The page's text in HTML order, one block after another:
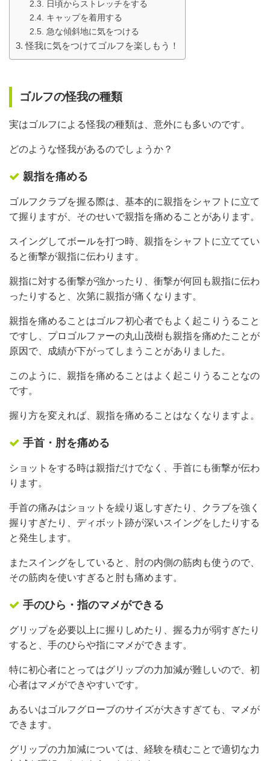
日頃からストレッチをする
キャップを着用する
急な傾斜地に気をつける
怪我に気をつけてゴルフを楽しもう！
ゴルフの怪我の種類
実はゴルフによる怪我の種類は、意外にも多いのです。
どのような怪我があるのでしょうか？
親指を痛める
ゴルフクラブを握る際は、基本的に親指をシャフトに立て
て握りますが、そのせいで親指を痛めることがあります。
スイングしてボールを打つ時、親指をシャフトに立ててい
ると衝撃が親指に伝わります。
親指に対する衝撃が強かったり、衝撃が何回も親指に伝わ
ったりすると、次第に親指が痛くなります。
親指を痛めることはゴルフ初心者でもよく起こりうること
ですし、プロゴルファーの丸山茂樹も親指を痛めたことが
原因で、成績が下がってしまうことがありました。
このように、親指を痛めることはよく起こりうることなの
です。
握り方を変えれば、親指を痛めることはなくなりますよ。
手首・肘を痛める
ショットをする時は親指だけでなく、手首にも衝撃が伝わ
ります。
手首の痛みはショットを繰り返しすぎたり、クラブを強く
握りすぎたり、ディボット跡が深いスイングをしたりする
と発生します。
またスイングをしていると、肘の内側の筋肉も使うので、
その筋肉を使いすぎると肘も痛めます。
手のひら・指のマメができる
グリップを必要以上に握りしめたり、握る力が弱すぎたり
すると、手のひらや指にマメができます。
特に初心者にとってはグリップの力加減が難しいので、初
心者はマメができやすいです。
あるいはゴルフグローブのサイズが大きすぎても、マメが
できます。
グリップの力加減については、経験を積むことで適切な力